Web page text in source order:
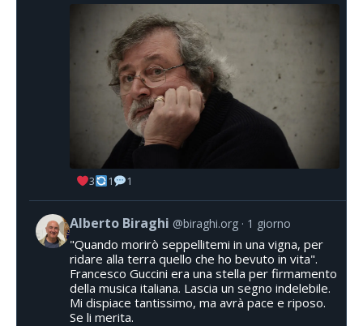
3 1 1
Alberto Biraghi @biraghi.org 1 giorno
"Quando morirò seppellitemi in una vigna, per
ridare alla terra quello che ho bevuto in vita".
Francesco Guccini era una stella per firmamento
della musica italiana. Lascia un segno indelebile.
Mi dispiace tantissimo, ma avrà pace e riposo.
Se li merita.